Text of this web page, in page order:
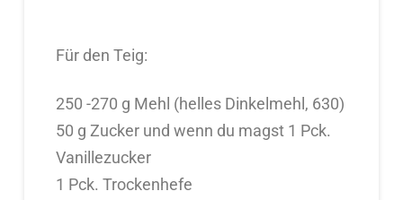
Für den Teig:
250 -270 g Mehl (helles Dinkelmehl, 630)
50 g Zucker und wenn du magst 1 Pck.
Vanillezucker
1 Pck. Trockenhefe